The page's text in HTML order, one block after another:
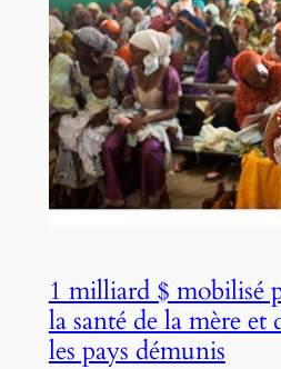
1 milliard $ mobilisé
la santé de la mère et
les pays démunis